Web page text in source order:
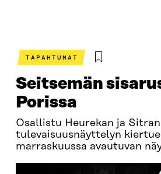
TAPAHTUMAT
Seitsemän
Porissa
Osallistu Heurekan ja Sitran
tulevaisuusnäyttelyn
marraskuussa avautuvan